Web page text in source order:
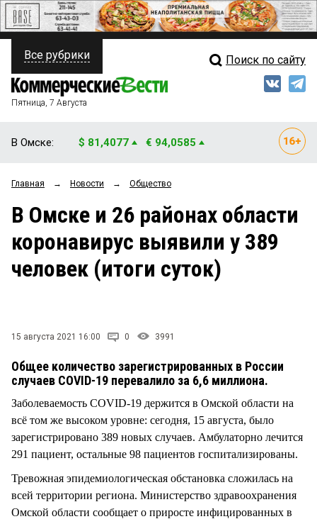
ПОЛИТИКА
ФИНАНСЫ
ОБЩЕСТВО
ЗАКОН
НОВОСТИ КОМПАНИЙ
Свежий выпуск
Рейтинги
Блоги
Архив
Все рубрики Поиск по сайту
Пятница, 7 Августа
В Омске: $ 81,4077 € 94,0585
Главная → Новости → Общество
В Омске и 26 районах области
коронавирус выявили у 389
человек (итоги суток)
15 августа 2021 16:00 0 3991
Общее количество зарегистрированных в России
случаев COVID-19 перевалило за 6,6 миллиона.
Заболеваемость COVID-19 держится в Омской области на
всё том же высоком уровне: сегодня, 15 августа, было
зарегистрировано 389 новых случаев. Амбулаторно лечится
291 пациент, остальные 98 пациентов госпитализированы.
Тревожная эпидемиологическая обстановка сложилась на
всей территории региона. Министерство здравоохранения
Омской области сообщает о приросте инфицированных в